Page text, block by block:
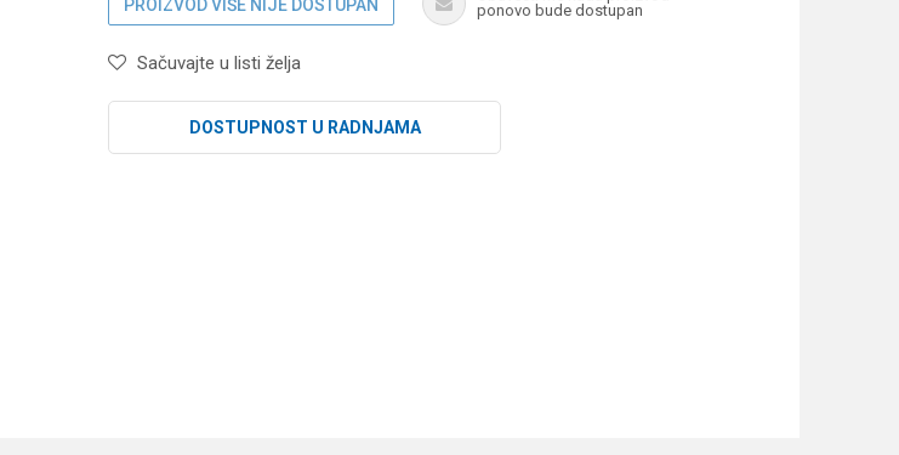
PROIZVOD VIŠE NIJE DOSTUPAN
ponovo bude dostupan
Sačuvajte u listi želja
DOSTUPNOST U RADNJAMA